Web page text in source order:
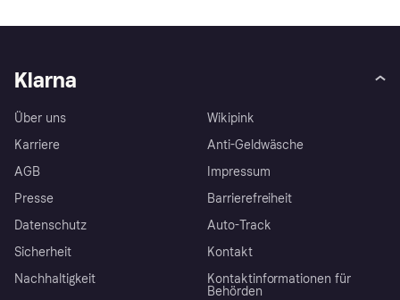
Klarna
Über uns
Karriere
AGB
Presse
Datenschutz
Sicherheit
Nachhaltigkeit
Wikipink
Anti-Geldwäsche
Impressum
Barrierefreiheit
Auto-Track
Kontakt
Kontaktinformationen für
Behörden